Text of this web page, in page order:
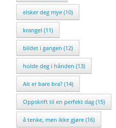
elsker deg mye (10)
krangel (11)
bildet i gangen (12)
holde deg i hånden (13)
Alt er bare bra? (14)
Oppskrift til en perfekt dag (15)
å tenke, men ikke gjøre (16)